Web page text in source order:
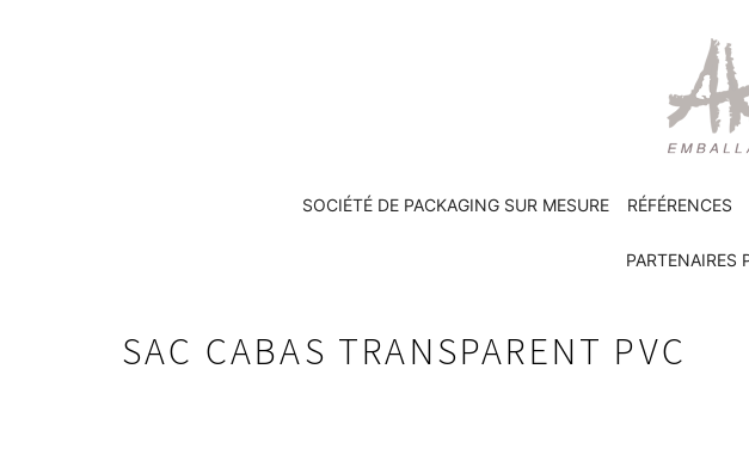
SOCIÉTÉ DE PACKAGING SUR MESURE RÉFÉRENCES
PARTENAIRES
SAC CABAS TRANSPARENT PVC